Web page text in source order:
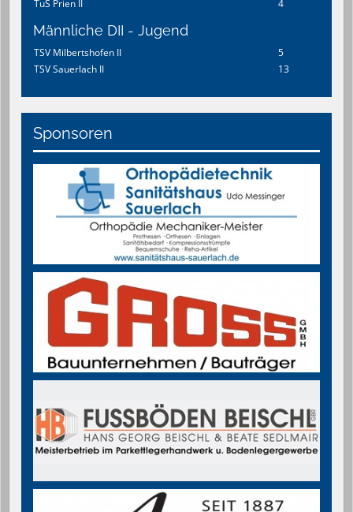
TuS Prien II
4
Männliche DII - Jugend
TSV Milbertshofen II
5
TSV Sauerlach II
13
Sponsoren